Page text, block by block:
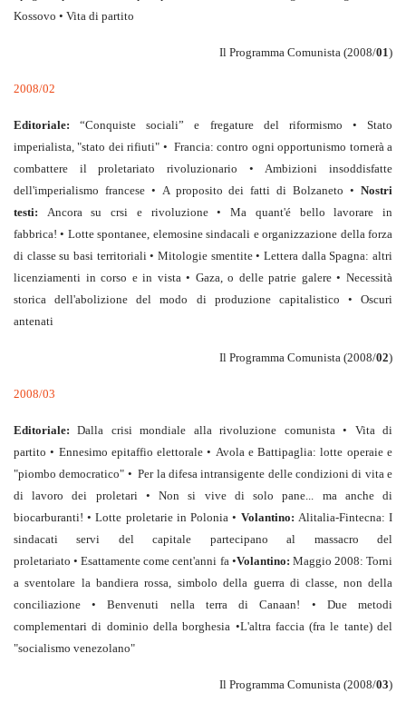
Kossovo • Vita di partito
Il Programma Comunista (2008/01)
2008/02
Editoriale: “Conquiste sociali” e fregature del riformismo • Stato
imperialista, "stato dei rifiuti" • Francia: contro ogni opportunismo tornerà a
combattere il proletariato rivoluzionario • Ambizioni insoddisfatte
dell'imperialismo francese • A proposito dei fatti di Bolzaneto • Nostri
testi: Ancora su crsi e rivoluzione • Ma quant'é bello lavorare in
fabbrica! • Lotte spontanee, elemosine sindacali e organizzazione della forza
di classe su basi territoriali • Mitologie smentite • Lettera dalla Spagna: altri
licenziamenti in corso e in vista • Gaza, o delle patrie galere • Necessità
storica dell'abolizione del modo di produzione capitalistico • Oscuri
antenati
Il Programma Comunista (2008/02)
2008/03
Editoriale:Dalla crisi mondiale alla rivoluzione comunista • Vita di
partito • Ennesimo epitaffio elettorale • Avola e Battipaglia: lotte operaie e
"piombo democratico" • Per la difesa intransigente delle condizioni di vita e
di lavoro dei proletari • Non si vive di solo pane... ma anche di
biocarburanti! • Lotte proletarie in Polonia • Volantino: Alitalia-Fintecna: I
sindacati servi del capitale partecipano al massacro del
proletariato • Esattamente come cent'anni fa •Volantino: Maggio 2008: Torni
a sventolare la bandiera rossa, simbolo della guerra di classe, non della
conciliazione • Benvenuti nella terra di Canaan! • Due metodi
complementari di dominio della borghesia •L'altra faccia (fra le tante) del
"socialismo venezolano"
Il Programma Comunista (2008/03)